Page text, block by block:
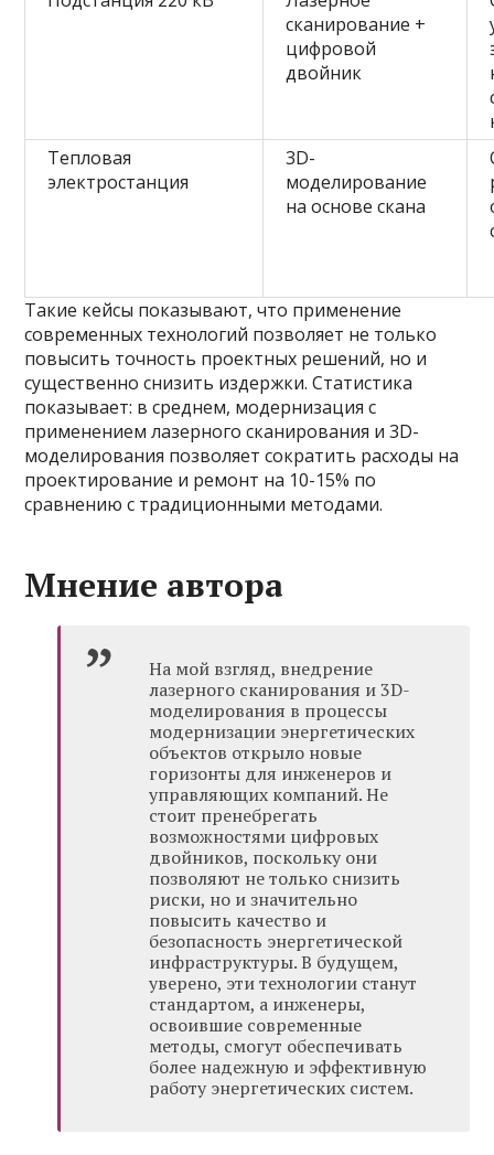
сканирование +
цифровой
двойник
Тепловая
электростанция
3D-
моделирование
на основе скана
Такие кейсы показывают, что применение
современных технологий позволяет не только
повысить точность проектных решений, но и
существенно снизить издержки. Статистика
показывает: в среднем, модернизация с
применением лазерного сканирования и 3D-
моделирования позволяет сократить расходы на
проектирование и ремонт на 10-15% по
сравнению с традиционными методами.
Мнение автора
На мой взгляд, внедрение
лазерного сканирования и 3D-
моделирования в процессы
модернизации энергетических
объектов открыло новые
горизонты для инженеров и
управляющих компаний. Не
стоит пренебрегать
возможностями цифровых
двойников, поскольку они
позволяют не только снизить
риски, но и значительно
повысить качество и
безопасность энергетической
инфраструктуры. В будущем,
уверено, эти технологии станут
стандартом, а инженеры,
освоившие современные
методы, смогут обеспечивать
более надежную и эффективную
работу энергетических систем.